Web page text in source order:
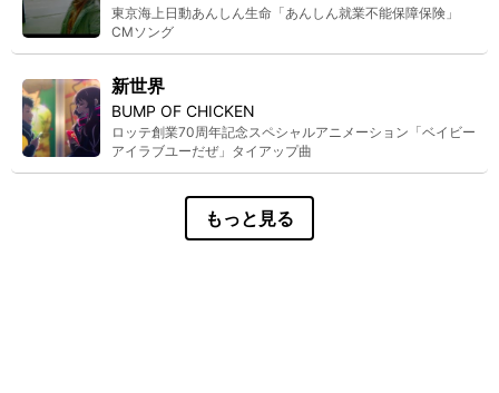
東京海上日動あんしん生命「あんしん就業不能保障保険」
CMソング
新世界
BUMP OF CHICKEN
ロッテ創業70周年記念スペシャルアニメーション「ベイビー
アイラブユーだぜ」タイアップ曲
もっと見る